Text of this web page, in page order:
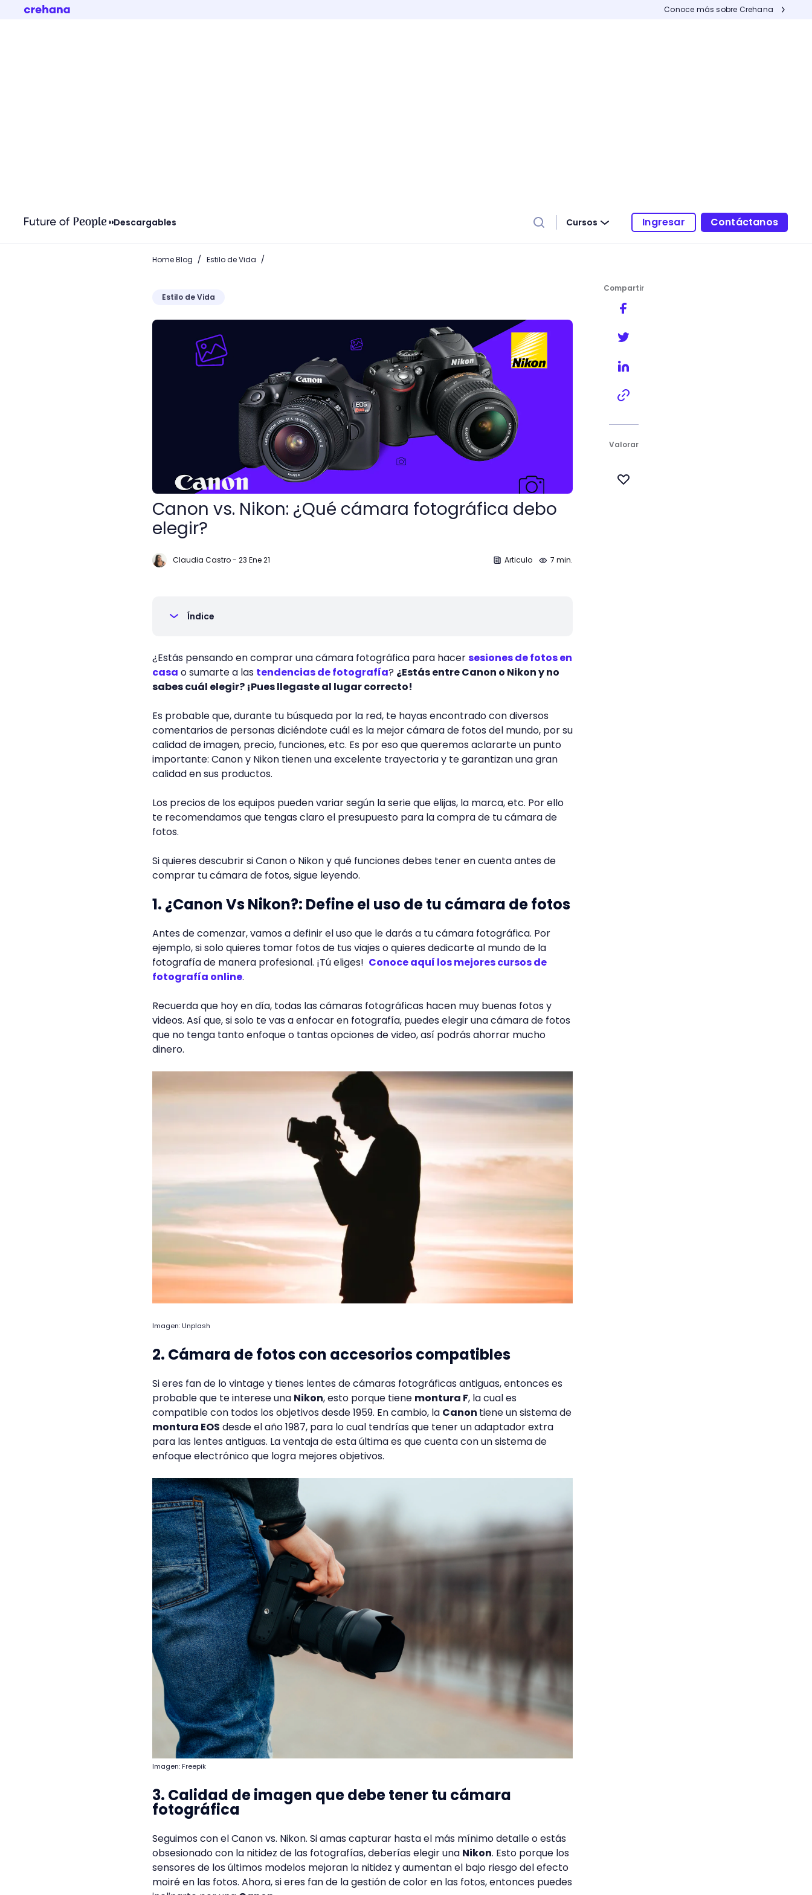
Conoce más sobre Crehana
Descargables Cursos Ingresar Contáctanos
Home Blog / Estilo de Vida /
Estilo de Vida
Canon vs. Nikon: ¿Qué cámara fotográfica debo elegir?
Canon vs. Nikon: ¿Qué cámara fotográfica debo
elegir?
Claudia Castro- 23 Ene 21 Articulo 7 min.
Índice
¿Estás pensando en comprar una cámara fotográfica para hacersesiones de fotos en
casa o sumarte a las tendencias de fotografía? ¿Estás entre Canon o Nikon y no
sabes cuál elegir? ¡Pues llegaste al lugar correcto!
Es probable que, durante tu búsqueda por la red, te hayas encontrado con diversos
comentarios de personas diciéndote cuál es la mejor cámara de fotos del mundo, por su
calidad de imagen, precio, funciones, etc. Es por eso que queremos aclararte un punto
importante: Canon y Nikon tienen una excelente trayectoria y te garantizan una gran
calidad en sus productos.
Los precios de los equipos pueden variar según la serie que elijas, la marca, etc. Por ello
te recomendamos que tengas claro el presupuesto para la compra de tu cámara de
fotos.
Si quieres descubrir si Canon o Nikon y qué funciones debes tener en cuenta antes de
comprar tu cámara de fotos, sigue leyendo.
1. ¿Canon Vs Nikon?: Define el uso de tu cámara de fotos
Antes de comenzar, vamos a definir el uso que le darás a tu cámara fotográfica. Por
ejemplo, si solo quieres tomar fotos de tus viajes o quieres dedicarte al mundo de la
fotografía de manera profesional. ¡Tú eliges! Conoce aquí los mejores cursos de
fotografía online.
Recuerda que hoy en día, todas las cámaras fotográficas hacen muy buenas fotos y
videos. Así que, si solo te vas a enfocar en fotografía, puedes elegir una cámara de fotos
que no tenga tanto enfoque o tantas opciones de video, así podrás ahorrar mucho
dinero.
Imagen: Unplash
2. Cámara de fotos con accesorios compatibles
Si eres fan de lo vintage y tienes lentes de cámaras fotográficas antiguas, entonces es
probable que te interese una Nikon, esto porque tiene montura F, la cual es
compatible con todos los objetivos desde 1959. En cambio, la Canon tiene un sistema de
montura EOS desde el año 1987, para lo cual tendrías que tener un adaptador extra
para las lentes antiguas. La ventaja de esta última es que cuenta con un sistema de
enfoque electrónico que logra mejores objetivos.
Imagen: Freepik
3. Calidad de imagen que debe tener tu cámara
fotográfica
Seguimos con el Canon vs. Nikon. Si amas capturar hasta el más mínimo detalle o estás
obsesionado con la nitidez de las fotografías, deberías elegir una Nikon. Esto porque los
sensores de los últimos modelos mejoran la nitidez y aumentan el bajo riesgo del efecto
moiré en las fotos. Ahora, si eres fan de la gestión de color en las fotos, entonces puedes
Compartir
Valorar